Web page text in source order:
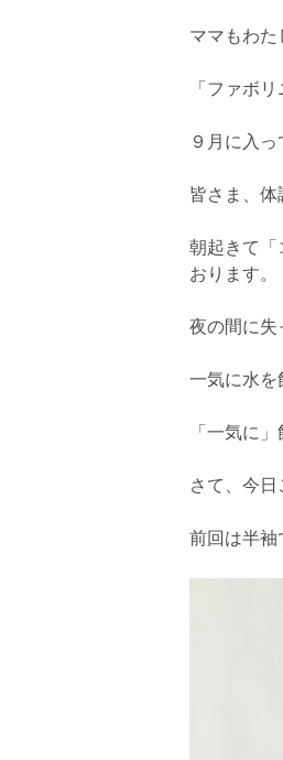
ママもわ
「ファボ
９月に入
皆さま、体
朝起きて「
おります。
夜の間に失
一気に水を
「一気に
さて、今日
前回は半袖